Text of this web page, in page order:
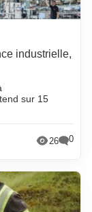
industrielle,
sur 15
26 0